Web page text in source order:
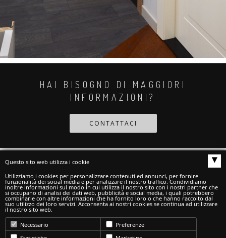
HAI BISOGNO DI MAGGIORI
INFORMAZIONI?
CONTATTACI
ARREDOPORTA INFISSI DI SAVORETTI
FABIOLA
SEDE UNICA - VIA REGINA MARGHERITA,
322 - S.S. 16 SUD - 62018 PORTO
POTENZA PICENA (MC)
TEL.0733.880471 - FAX 0733.881538 -
Questo sito web utilizza i cookie ▴
Utilizziamo i cookies per personalizzare contenuti ed annunci, per fornire
funzionalità dei social media e per analizzare il nostro traffico. Condividiamo
inoltre informazioni sul modo in cui utilizza il nostro sito con i nostri partner che
si occupano di analisi dei dati web, pubblicità e social media, i quali potrebbero
combinarle con altre informazioni che ha fornito loro o che hanno raccolto dal
suo utilizzo dei loro servizi. Acconsenta ai nostri cookies se continua ad utilizzare
il nostro sito web.
Necessario
Preferenze